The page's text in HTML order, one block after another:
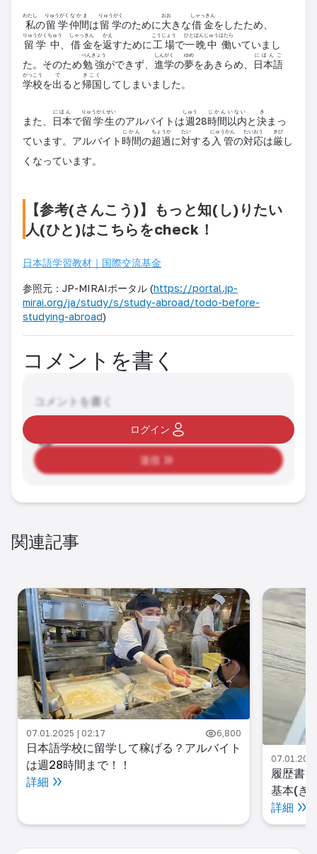
私
わたし
の留学
りゅうがく
仲間
なかま
は留学
りゅうがく
のために大
おお
きな借金
しゃっきん
をしたため、
留学
りゅうがく
中
ちゅう
、 借金
しゃっきん
を返
かえ
すために工場
こうじょう
で一晩中
ひとばんじゅう
働
はたら
いていまし
た。そのため勉強
べんきょう
ができず、 進学
しんがく
の夢
ゆめ
をあきらめ、 日本語
にほんご
学校
がっこう
を出
で
ると 帰国
きこく
してしまいました。
また、 日本
にほん
で留学生
りゅうがくせい
のアルバイト は週
しゅう
28時間
じかん
以内
いない
と決
き
まっ
ています。アルバイト時間
じかん
の超過
ちょうか
に対
たい
する 入管
にゅうかん
の対応
たいおう
は厳
きび
し
くなっています。
【参考(さんこう)】もっと知(し)りたい
人(ひと)はこちらをcheck！
日本語学習教材｜国際交流基金
参照元：JP-MIRAIポータル (https://portal.jp-
mirai.org/ja/study/s/study-abroad/todo-before-
studying-abroad)
コメントを書く
コメントを書く
送信
ログイン
関連記事
07.01.2025 | 02:17 6,800
日本語学校に留学して稼げる？アルバイト
は週28時間まで！！
詳細
履歴書(
基本(き
詳細